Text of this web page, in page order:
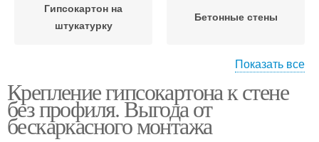
Гипсокартон на
штукатурку
Бетонные стены
профилей
профиля
Показать все
Крепление гипсокартона к стене
без профиля. Выгода от
бескаркасного монтажа